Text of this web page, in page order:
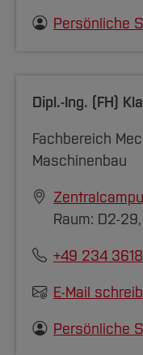
Persönliche
Dipl.-Ing. (FH)
Fachbereich
Maschinenbau
Raum: D2-29,
+49 234
E-Mail
Persönliche